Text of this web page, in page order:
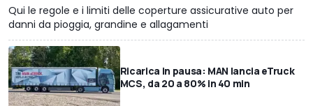
Qui le regole e i limiti delle coperture assicurative auto per
danni da pioggia, grandine e allagamenti
Ricarica in pausa: MAN lancia eTruck
MCS, da 20 a 80% in 40 min